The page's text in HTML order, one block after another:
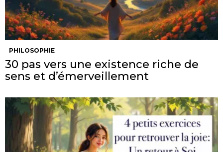
PHILOSOPHIE
30 pas vers une existence riche de
sens et d’émerveillement